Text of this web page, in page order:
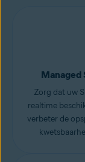
Managed
Zorg dat uw
realtime
verbeter de